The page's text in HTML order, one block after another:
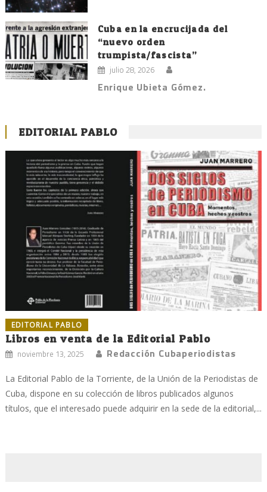
Cuba en la encrucijada del
“nuevo orden
trumpista/fascista”
julio 28, 2026
Enrique Ubieta Gómez.
EDITORIAL PABLO
EDITORIAL PABLO
Libros en venta de la Editorial Pablo
noviembre 13, 2025 Redacción Cubaperiodistas
La Editorial Pablo de la Torriente, de la Unión de la Periodistas de
Cuba, dispone en su colección de libros publicados algunos
títulos, que el interesado puede adquirir en la sede de la editorial,...